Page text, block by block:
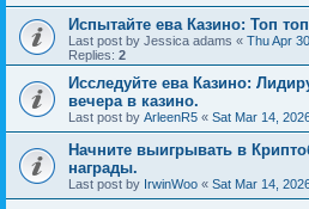
Испытайте ева Казино: Топ
Last post by Jessica adams « Thu Apr
Replies: 2
Исследуйте ева Казино:
вечера в казино.
Last post by ArleenR5 « Sat Mar 14,
Начните выигрывать в
награды.
Last post by IrwinWoo « Sat Mar 14,